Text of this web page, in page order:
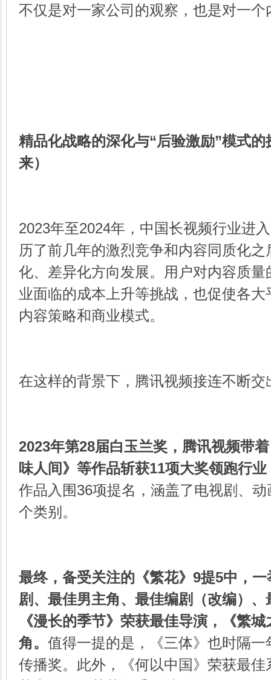
不仅是对一家公司的观察，也是对一
精品化战略的深化与“后验激励”模式的
来）
2023年至2024年，中国长视频行业进
历了前几年的激烈竞争和内容同质化
化、差异化方向发展。用户对内容质
业面临的成本上升等挑战，也促使各
内容策略和商业模式。
在这样的背景下，腾讯视频接连不断
2023年第28届白玉兰奖，腾讯视频带
味人间》等作品斩获11项大奖领跑行业
作品入围36项提名，涵盖了电视剧、
个类别。
最终，备受关注的《繁花》9提5中，
剧、最佳男主角、最佳编剧（改编）
《漫长的季节》荣获最佳导演，《繁
角。 值得一提的是，《三体》也时隔
传播奖。此外，《何以中国》荣获最